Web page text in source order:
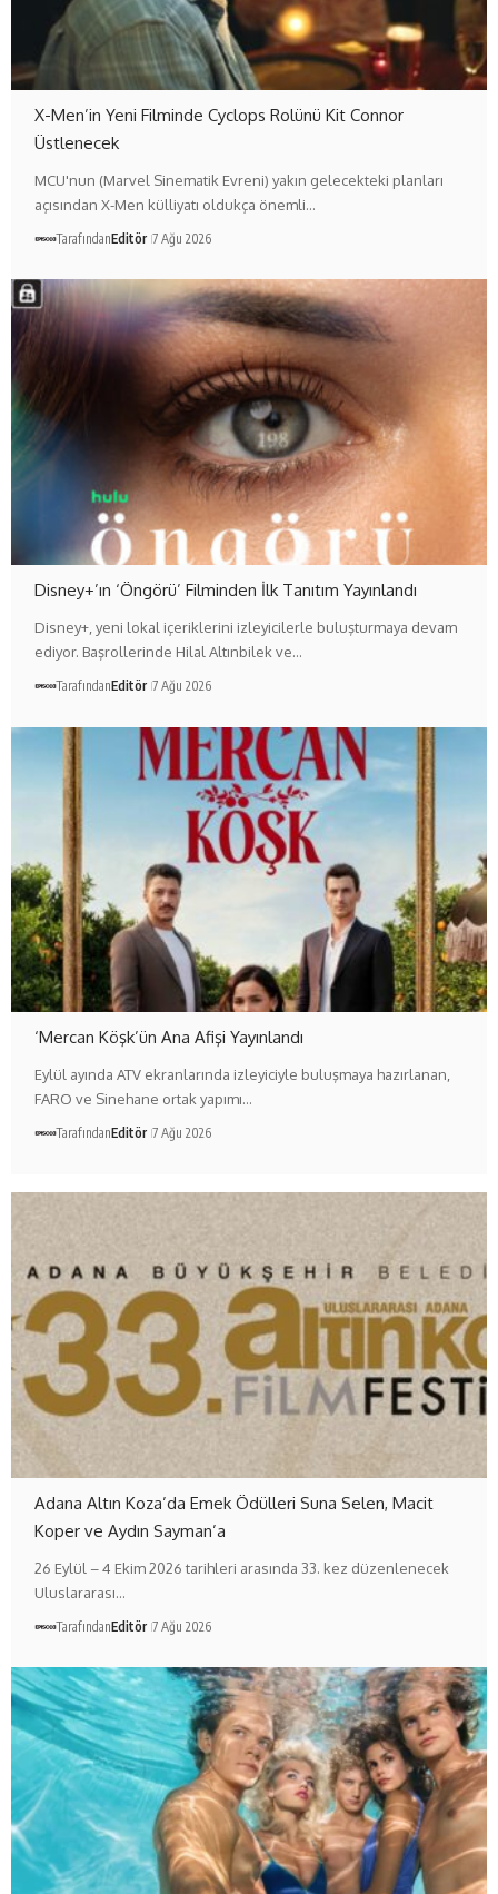
X-Men’in Yeni Filminde Cyclops Rolünü Kit Connor
Üstlenecek
MCU'nun (Marvel Sinematik Evreni) yakın gelecekteki planları
açısından X-Men külliyatı oldukça önemli…
TarafındanEditör 7 Ağu 2026
Disney+’ın ‘Öngörü’ Filminden İlk Tanıtım Yayınlandı
Disney+, yeni lokal içeriklerini izleyicilerle buluşturmaya devam
ediyor. Başrollerinde Hilal Altınbilek ve…
TarafındanEditör 7 Ağu 2026
‘Mercan Köşk’ün Ana Afişi Yayınlandı
Eylül ayında ATV ekranlarında izleyiciyle buluşmaya hazırlanan,
FARO ve Sinehane ortak yapımı…
TarafındanEditör 7 Ağu 2026
Adana Altın Koza’da Emek Ödülleri Suna Selen, Macit
Koper ve Aydın Sayman’a
26 Eylül – 4 Ekim 2026 tarihleri arasında 33. kez düzenlenecek
Uluslararası…
TarafındanEditör 7 Ağu 2026